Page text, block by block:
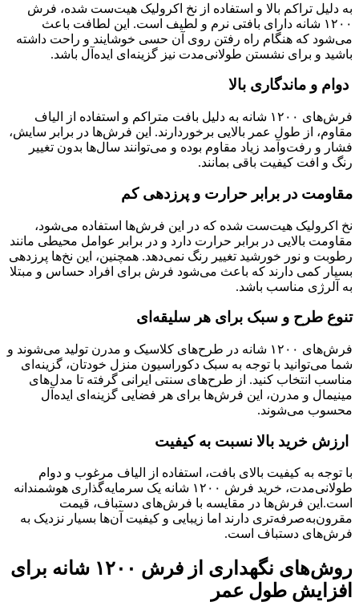
به دلیل تراکم بالا و استفاده از نخ اکرولیک هیت‌ست شده، فرش
۱۲۰۰ شانه دارای بافتی نرم و لطیف است. این لطافت باعث
می‌شود که هنگام راه رفتن روی آن حسی خوشایند و راحت داشته
باشید و برای نشستن طولانی‌مدت نیز گزینه‌ای ایده‌آل باشد.
دوام و ماندگاری بالا
فرش‌های ۱۲۰۰ شانه به دلیل بافت متراکم و استفاده از الیاف
مقاوم، از طول عمر بالایی برخوردارند. این فرش‌ها در برابر سایش،
فشار و رفت‌وآمد زیاد مقاوم بوده و می‌توانند سال‌ها بدون تغییر
رنگ و افت کیفیت باقی بمانند.
مقاومت در برابر حرارت و پرزدهی کم
نخ اکرولیک هیت‌ست شده که در این فرش‌ها استفاده می‌شود،
مقاومت بالایی در برابر حرارت دارد و در برابر عوامل محیطی مانند
رطوبت و نور خورشید تغییر رنگ نمی‌دهد. همچنین، این نخ‌ها پرزدهی
بسیار کمی دارند که باعث می‌شود فرش برای افراد حساس و مبتلا
به آلرژی مناسب باشد.
تنوع طرح و سبک برای هر سلیقه‌ای
فرش‌های ۱۲۰۰ شانه در طرح‌های کلاسیک و مدرن تولید می‌شوند و
شما می‌توانید با توجه به سبک دکوراسیون منزل خودتان، گزینه‌ای
مناسب انتخاب کنید. از طرح‌های سنتی ایرانی گرفته تا مدل‌های
مینیمال و مدرن، این فرش‌ها برای هر فضایی گزینه‌ای ایده‌آل
محسوب می‌شوند.
ارزش خرید بالا نسبت به کیفیت
با توجه به کیفیت بالای بافت، استفاده از الیاف مرغوب و دوام
طولانی‌مدت، خرید فرش ۱۲۰۰ شانه یک سرمایه‌گذاری هوشمندانه
است.این فرش‌ها در مقایسه با فرش‌های دستباف، قیمت
مقرون‌به‌صرفه‌تری دارند اما زیبایی و کیفیت آن‌ها بسیار نزدیک به
فرش‌های دستباف است.
روش‌های نگهداری از فرش ۱۲۰۰ شانه برای
افزایش طول عمر